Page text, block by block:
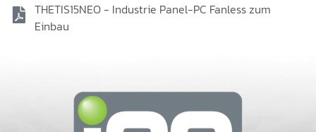
THETIS15NEO - Industrie Panel-PC Fanless zum
Einbau